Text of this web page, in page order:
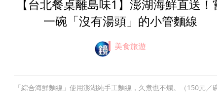
【台北餐桌離島味1】澎湖海鮮直送！
一碗「沒有湯頭」的小管麵線
美食旅遊
「綜合海鮮麵線」使用澎湖純手工麵線，久煮也不爛。（150元／